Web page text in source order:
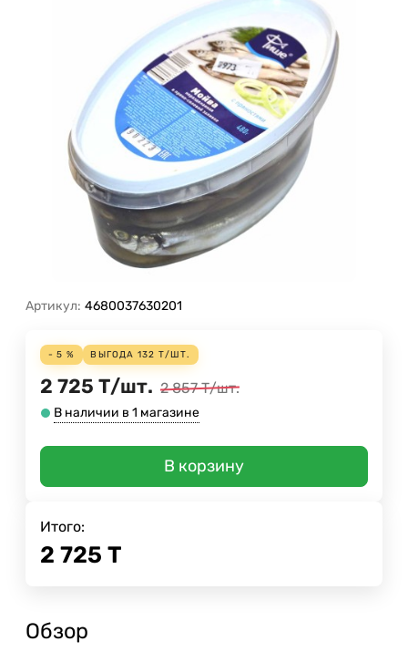
Артикул: 4680037630201
- 5 % ВЫГОДА 132 Т/ШТ.
2 725 Т/шт. 2 857 Т/шт.
В наличии в 1 магазине
В корзину
Итого:
2 725 Т
Обзор